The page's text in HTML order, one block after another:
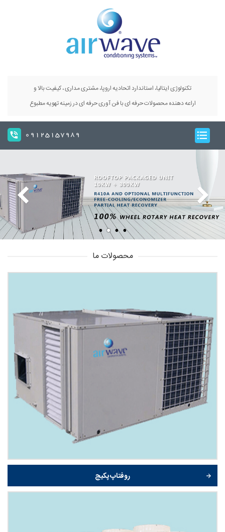
تکنولوژی ایتالیا، استاندارد اتحادیه اروپا، مشتری مداری ، کیفیت بالا و
اراعه دهنده محصولات حرفه ای با فن آوری حرفه ای در زمینه تهویه مطبوع
09125157989
محصولات ما
روفتاپ پکیج